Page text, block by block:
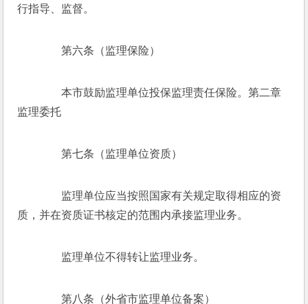
行指导、监督。
第六条（监理保险）
本市鼓励监理单位投保监理责任保险。第二章
监理委托
第七条（监理单位资质）
监理单位应当按照国家有关规定取得相应的资
质，并在资质证书核定的范围内承接监理业务。
监理单位不得转让监理业务。
第八条（外省市监理单位备案）